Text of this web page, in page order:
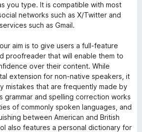
you type. It is compatible with most
networks such as X/Twitter and
such as Gmail.
aim is to give users a full-feature
proofreader that will enable them to
over their content. While
extension for non-native speakers, it
mistakes that are frequently made by
grammar and spelling correction works
of commonly spoken languages, and
between American and British
also features a personal dictionary for